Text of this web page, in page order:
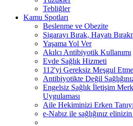
Tebliğler
Kamu Spotları
Beslenme ve Obezite
Sigarayı Bırak, Hayatı
Yaşama Yol Ver
Akılcı Antibiyotik Kullanımı
Evde Sağlık Hizmeti
112'yi Gereksiz Meşgul
Antibiyotikte Değil
Engelsiz Sağlık İletişim
Uygulaması
Aile Hekiminizi Erken
e-Nabız ile sağlığınız